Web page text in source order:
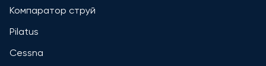
Компаратор струй
Pilatus
Cessna